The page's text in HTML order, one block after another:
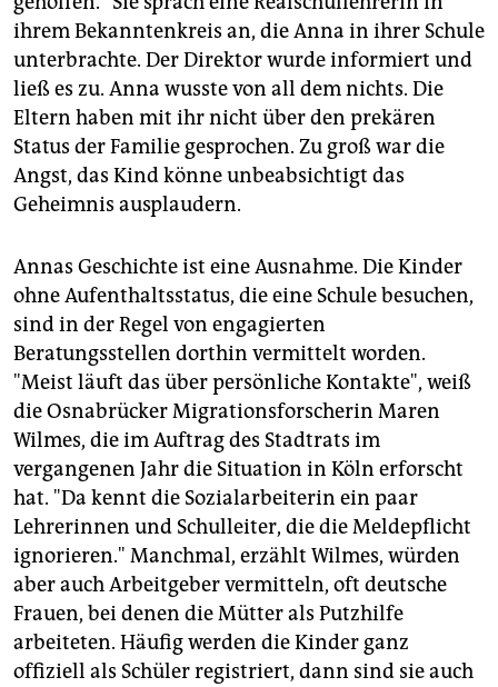
ihrem Bekanntenkreis an, die Anna in ihrer Schule
unterbrachte. Der Direktor wurde informiert und
ließ es zu. Anna wusste von all dem nichts. Die
Eltern haben mit ihr nicht über den prekären
Status der Familie gesprochen. Zu groß war die
Angst, das Kind könne unbeabsichtigt das
Geheimnis ausplaudern.
Annas Geschichte ist eine Ausnahme. Die Kinder
ohne Aufenthaltsstatus, die eine Schule besuchen,
sind in der Regel von engagierten
Beratungsstellen dorthin vermittelt worden.
"Meist läuft das über persönliche Kontakte", weiß
die Osnabrücker Migrationsforscherin Maren
Wilmes, die im Auftrag des Stadtrats im
vergangenen Jahr die Situation in Köln erforscht
hat. "Da kennt die Sozialarbeiterin ein paar
Lehrerinnen und Schulleiter, die die Meldepflicht
ignorieren." Manchmal, erzählt Wilmes, würden
aber auch Arbeitgeber vermitteln, oft deutsche
Frauen, bei denen die Mütter als Putzhilfe
arbeiteten. Häufig werden die Kinder ganz
offiziell als Schüler registriert, dann sind sie auch